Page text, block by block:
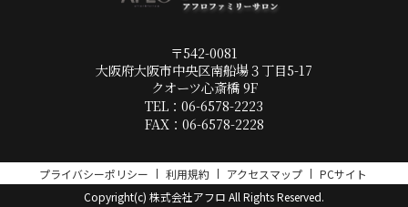
〒542-0081
大阪府大阪市中央区南船場３丁目5-17
クオーツ心斎橋 9F
TEL：06-6578-2223
FAX：06-6578-2228
プライバシーポリシー 利用規約 アクセスマップ
PCサイト
Copyright(c) 株式会社アフロ All Rights Reserved.